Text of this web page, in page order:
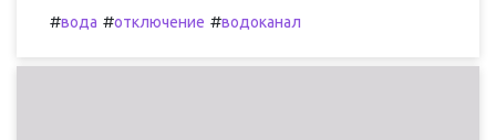
#вода #отключение #водоканал